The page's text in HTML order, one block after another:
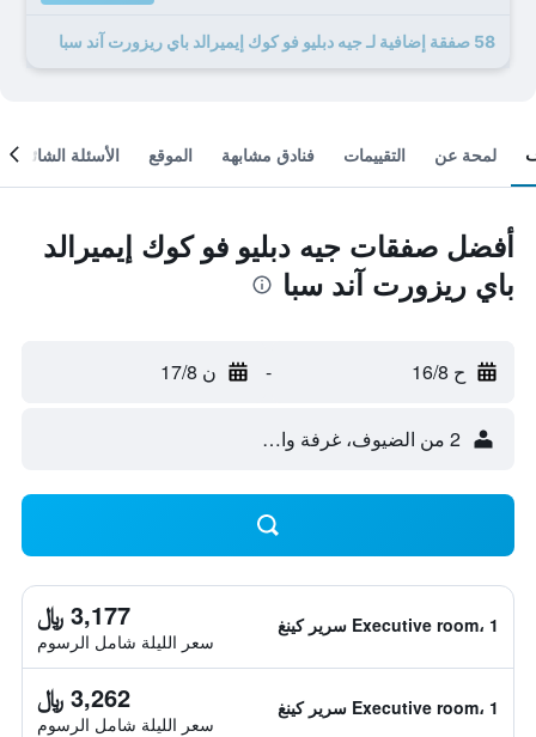
58 صفقة إضافية لـ جيه دبليو فو كوك إيميرالد باي ريزورت آند سبا
لمحة عن التقييمات فنادق مشابهة الموقع الأسئلة الشائعة
أفضل صفقات جيه دبليو فو كوك إيميرالد
باي ريزورت آند سبا
ح 16/8 - ن 17/8
2 من الضيوف، غرفة واحدة
Executive room، 1 سرير كينغ 3,177 ﷼
سعر الليلة شامل الرسوم
Executive room، 1 سرير كينغ 3,262 ﷼
سعر الليلة شامل الرسوم